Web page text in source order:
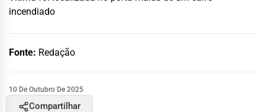
incendiado
Fonte: Redação
10 De Outubro De 2025
Compartilhar